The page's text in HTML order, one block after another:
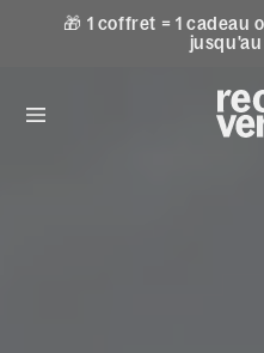
🎁 1 coffret = 1